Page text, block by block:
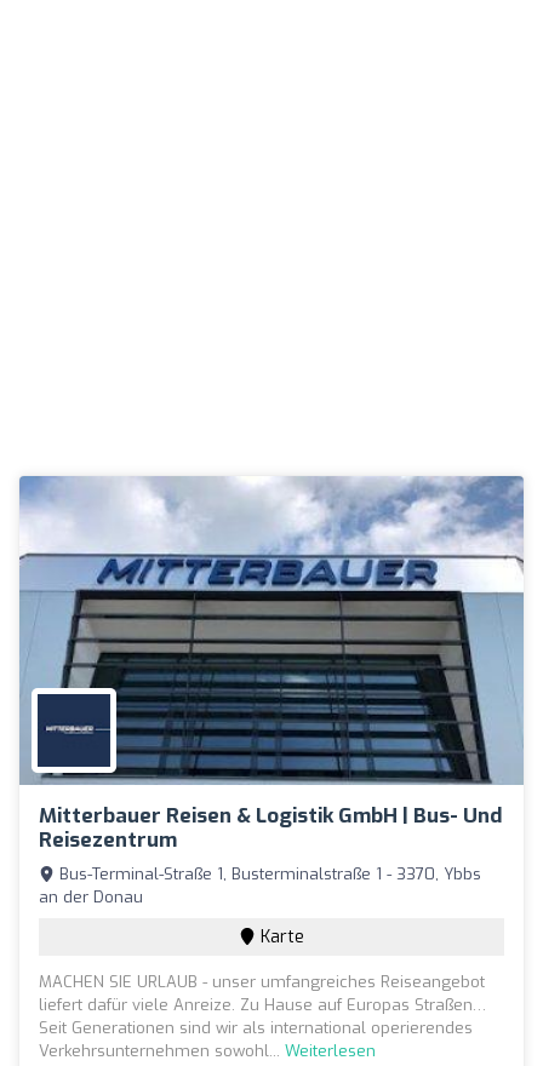
Mitterbauer Reisen & Logistik GmbH | Bus- Und
Reisezentrum
Bus-Terminal-Straße 1, Busterminalstraße 1 - 3370, Ybbs
an der Donau
Karte
MACHEN SIE URLAUB - unser umfangreiches Reiseangebot
liefert dafür viele Anreize. Zu Hause auf Europas Straßen…
Seit Generationen sind wir als international operierendes
Verkehrsunternehmen sowohl... Weiterlesen